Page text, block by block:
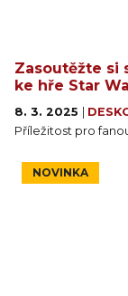
Zasoutěžte si
ke hře Star
8. 3. 2025
Příležitost pro
NOVINKA